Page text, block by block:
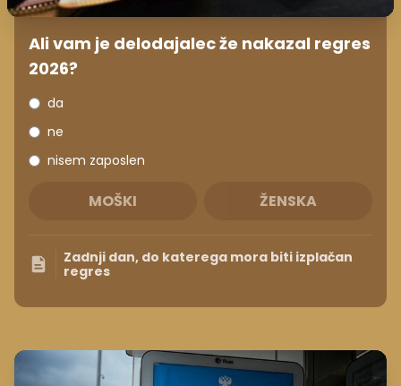
Ali vam je delodajalec že nakazal regres
2026?
da
ne
nisem zaposlen
MOŠKI ŽENSKA
Zadnji dan, do katerega mora biti izplačan
regres